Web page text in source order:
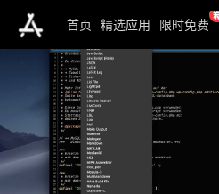
首页 精选应用 限时免费